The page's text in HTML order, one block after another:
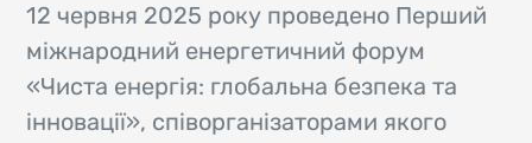
12 червня 2025 року проведено Перший
міжнародний енергетичний форум
«Чиста енергія: глобальна безпека та
інновації», співорганізаторами якого